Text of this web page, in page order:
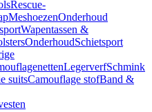
Rescue-
MeshoezenOnderhoud
Wapentassen &
OnderhoudSchietsport
LegerverfSchmink
suitsCamouflage stofBand &